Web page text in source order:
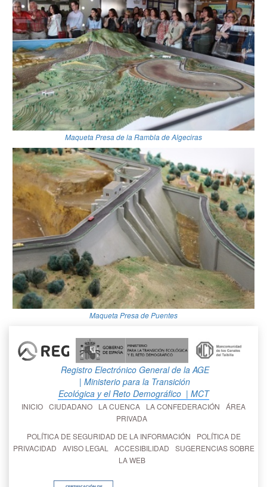
Maqueta Presa de la Rambla de Algeciras
Maqueta Presa de Puentes
Registro Electrónico General de la AGE
| Ministerio para la Transición
Ecológica y el Reto Demográfico | MCT
INICIO CIUDADANO LA CUENCA LA CONFEDERACIÓN
ÁREA
PRIVADA
POLÍTICA DE SEGURIDAD DE LA INFORMACIÓN
POLÍTICA DE
PRIVACIDAD
AVISO LEGAL ACCESIBILIDAD
SUGERENCIAS SOBRE
LA WEB